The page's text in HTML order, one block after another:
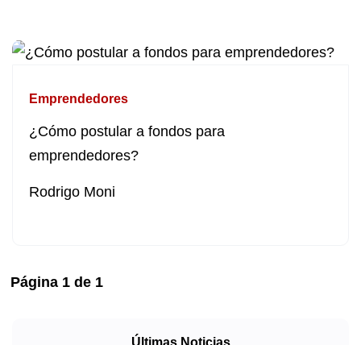
Emprendedores
¿Cómo postular a fondos para
emprendedores?
Rodrigo Moni
Página 1 de 1